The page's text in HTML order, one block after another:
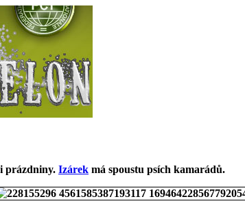
prázdniny. Izárek má spoustu psích kamarádů.